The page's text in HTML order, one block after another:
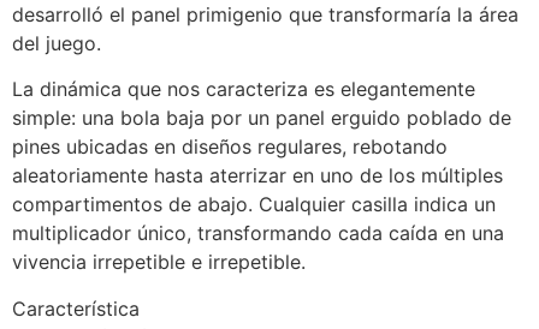
desarrolló el panel primigenio que transformaría la área
del juego.
La dinámica que nos caracteriza es elegantemente
simple: una bola baja por un panel erguido poblado de
pines ubicadas en diseños regulares, rebotando
aleatoriamente hasta aterrizar en uno de los múltiples
compartimentos de abajo. Cualquier casilla indica un
multiplicador único, transformando cada caída en una
vivencia irrepetible e irrepetible.
Característica